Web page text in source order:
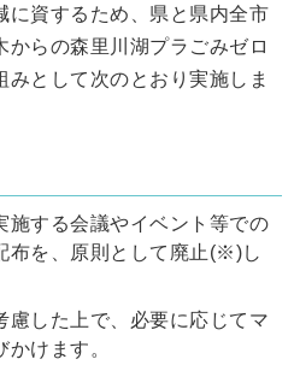
に資するため、県と県内全市
らの森里川湖プラごみゼロ
として次のとおり実施しま
施する会議やイベント等での
布を、原則として廃止(※)し
慮した上で、必要に応じてマ
けます。